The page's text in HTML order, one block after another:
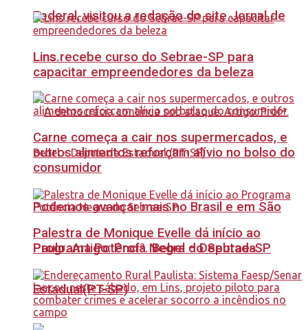
Federal, visitou a redação do site Jornal de
Lins.
Podemos avançar mais no Brasil e em São
Paulo. Artigo: Profª. Bebel – Deputada
Estadual(PT-SP)
Lins recebe curso do Sebrae-SP para
capacitar empreendedores da beleza
Carne começa a cair nos supermercados, e
outros alimentos reforçam alívio no bolso do
consumidor
Palestra de Monique Evelle dá início ao
Programa Potência Negra do Sebrae-SP